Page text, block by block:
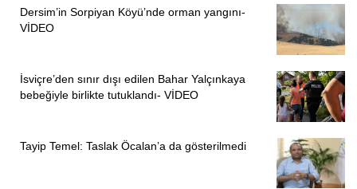
Dersim’in Sorpiyan Köyü’nde orman yangını-
VİDEO
İsviçre’den sınır dışı edilen Bahar Yalçınkaya
bebeğiyle birlikte tutuklandı- VİDEO
Tayip Temel: Taslak Öcalan’a da gösterilmedi